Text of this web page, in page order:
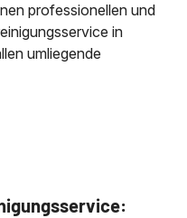
professionellen und
in
umliegende